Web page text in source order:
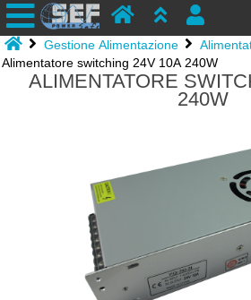
Gestione Alimentazione
Alimentatore switching 24V 10A 240W
ALIMENTATORE
240W